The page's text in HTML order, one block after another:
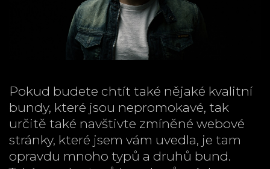
Pokud budete chtít také nějaké kvalitní
bundy, které jsou nepromokavé, tak
určitě také navštivte zmíněné webové
stránky, které jsem vám uvedla, je tam
opravdu mnoho typů a druhů bund.